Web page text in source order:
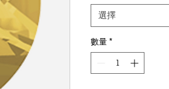
選擇
數量 *